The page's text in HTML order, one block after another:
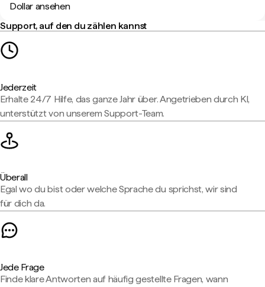
Dollar ansehen
Support, auf den du zählen kannst
Jederzeit
Erhalte 24/7 Hilfe, das ganze Jahr über. Angetrieben durch KI,
unterstützt von unserem Support-Team.
Überall
Egal wo du bist oder welche Sprache du sprichst, wir sind
für dich da.
Jede Frage
Finde klare Antworten auf häufig gestellte Fragen, wann